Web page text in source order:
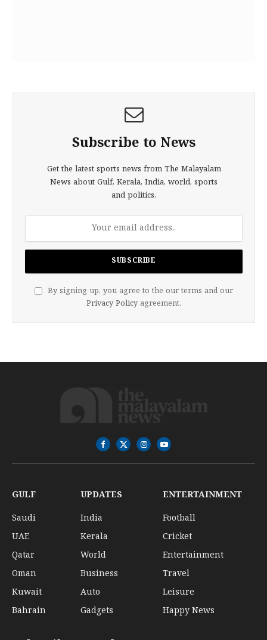
Subscribe to News
Get the latest sports news from The Malayalam
News about Gulf, Kerala, India, world, sports
and politics.
By signing up, you agree to the our terms and our
Privacy Policy agreement.
Facebook
X
(Twitter)
InstagramYouTube
GULF
Saudi
UAE
Qatar
Oman
Kuwait
Bahrain
UPDATES
India
Kerala
World
Business
Auto
Gadgets
ENTERTAINMENT
Football
Cricket
Entertainment
Travel
Leisure
Happy News